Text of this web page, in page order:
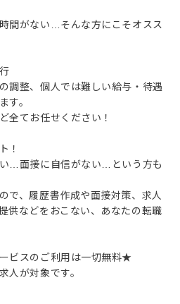
間がない…そんな方にこそオスス
調整、個人では難しい給与・待遇
す。
全てお任せください！
！
…面接に自信がない…という方も
で、履歴書作成や面接対策、求人
供などをおこない、あなたの転職
ビスのご利用は一切無料★
人が対象です。